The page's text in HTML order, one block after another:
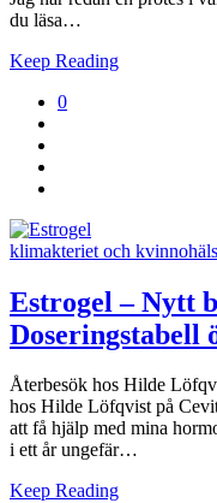
du läsa…
Keep Reading
0
klimakteriet och
Estrogel – Nytt
Doseringstabell
Återbesök hos Hilde
hos Hilde Löfqvist på
att få hjälp med mina
i ett år ungefär…
Keep Reading